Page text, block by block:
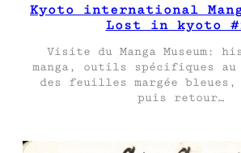
Kyoto international
Lost in kyoto
Visite du Manga Museum:
manga, outils spécifiques au
des feuilles margée bleues,
puis retour…